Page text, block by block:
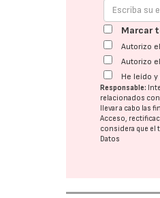
Marcar
Autorizo
Autorizo
He leído
Responsable:
relacionados
llevar a cabo las
Acceso,
considera que el
Datos